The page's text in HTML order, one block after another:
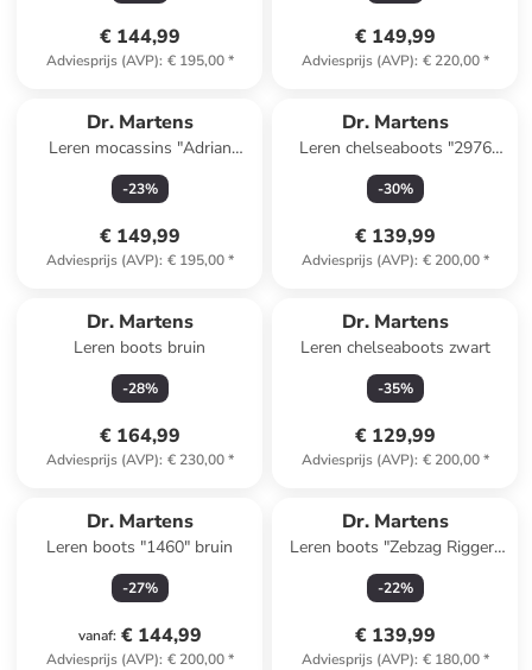
€ 144,99
Adviesprijs (AVP): € 195,00*
€ 149,99
Adviesprijs (AVP): € 220,00*
Dr. Martens
Leren mocassins "Adrian
Snaffle" zwart
-23%
€ 149,99
Adviesprijs (AVP): € 195,00*
Dr. Martens
Leren chelseaboots "2976
Cashew Ambassador"
lichtbruin
-30%
€ 139,99
Adviesprijs (AVP): € 200,00*
Dr. Martens
Leren boots bruin
-28%
€ 164,99
Adviesprijs (AVP): € 230,00*
Dr. Martens
Leren chelseaboots zwart
-35%
€ 129,99
Adviesprijs (AVP): € 200,00*
Dr. Martens
Leren boots "1460" bruin
-27%
vanaf: € 144,99
Adviesprijs (AVP): € 200,00*
Dr. Martens
Leren boots "Zebzag Rigger"
bruin
-22%
€ 139,99
Adviesprijs (AVP): € 180,00*